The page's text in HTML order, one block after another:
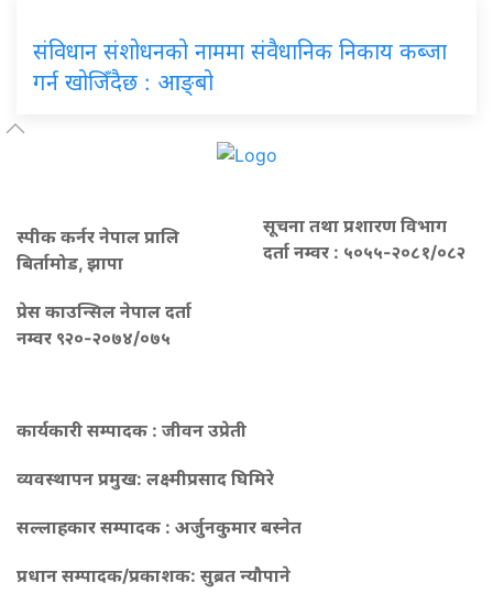
संविधान संशोधनको नाममा संवैधानिक निकाय कब्जा
गर्न खोजिँदैछ : आङ्बो
स्पीक कर्नर नेपाल प्रालि
बिर्तामोड, झापा
प्रेस काउन्सिल नेपाल दर्ता
नम्वर ९२०-२०७४/०७५
सूचना तथा प्रशारण विभाग
दर्ता नम्वर : ५०५५-२०८१/०८२
कार्यकारी सम्पादक : जीवन उप्रेती
व्यवस्थापन प्रमुख: लक्ष्मीप्रसाद घिमिरे
सल्लाहकार सम्पादक : अर्जुनकुमार बस्नेत
प्रधान सम्पादक/प्रकाशक: सुब्रत न्यौपाने